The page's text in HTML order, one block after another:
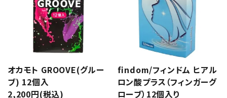
オカモト GROOVE(グルー
ブ) 12個入
2,200円(税込)
findom/フィンドム ヒアル
ロン酸プラス（フィンガーグ
ローブ）12個入り